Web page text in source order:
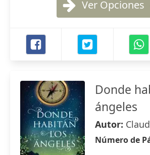
Ver Opciones
Donde
ángeles
Autor:
Número de